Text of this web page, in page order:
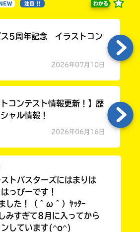
NEW 注目 !! わかる
ス5周年記念 イラストコン
2026年07月10日
ンテスト情報更新！】歴
ャル情報！
2026年06月16日
トバスターズにはまりは
っぴーです！
した！（＾ω＾）ﾔｯﾀｰ
みすぎて8月に入ってから
ンしています(^o^)